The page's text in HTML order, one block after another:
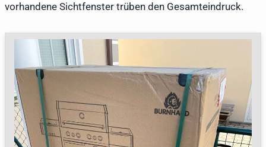
vorhandene Sichtfenster trüben den Gesamteindruck.